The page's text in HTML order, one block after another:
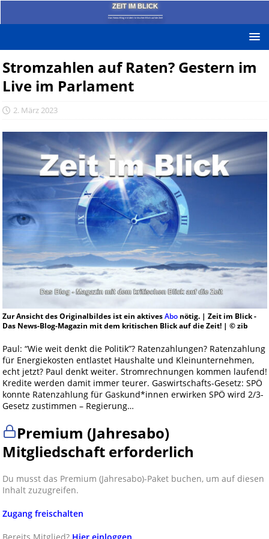
ZEIT IM BLICK
Das News-Blog mit dem kritischen Blick auf die Zeit!
Stromzahlen auf Raten? Gestern im
Live im Parlament
2. März 2023
Zur Ansicht des Originalbildes ist ein aktivesAbonötig. | Zeit im Blick -
Das News-Blog-Magazin mit dem kritischen Blick auf die Zeit! | © zib
Paul: “Wie weit denkt die Politik”? Ratenzahlungen? Ratenzahlung
für Energiekosten entlastet Haushalte und Kleinunternehmen,
echt jetzt? Paul denkt weiter. Stromrechnungen kommen laufend!
Kredite werden damit immer teurer. Gaswirtschafts-Gesetz: SPÖ
konnte Ratenzahlung für Gaskund*innen erwirken SPÖ wird 2/3-
Gesetz zustimmen – Regierung…
Premium (Jahresabo)
Mitgliedschaft erforderlich
Du musst das Premium (Jahresabo)-Paket buchen, um auf diesen
Inhalt zuzugreifen.
Zugang freischalten